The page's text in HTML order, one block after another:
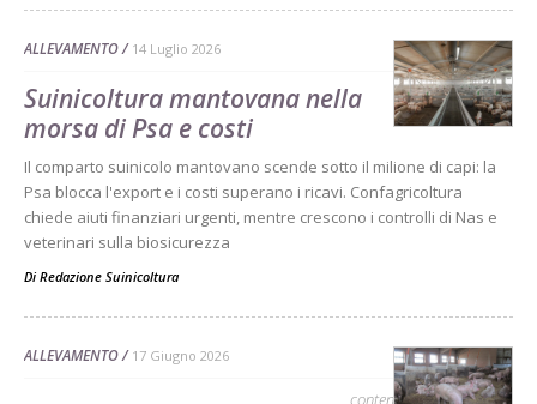
ALLEVAMENTO 14 Luglio 2026
Suinicoltura mantovana nella
morsa di Psa e costi
Il comparto suinicolo mantovano scende sotto il milione di capi: la
Psa blocca l'export e i costi superano i ricavi. Confagricoltura
chiede aiuti finanziari urgenti, mentre crescono i controlli di Nas e
veterinari sulla biosicurezza
Di Redazione Suinicoltura
ALLEVAMENTO 17 Giugno 2026
contenuto sponsorizzato